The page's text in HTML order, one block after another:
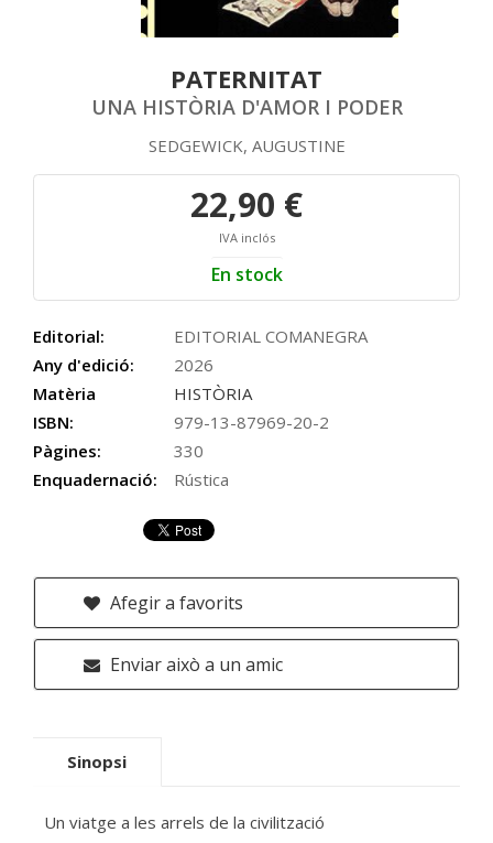
PATERNITAT
UNA HISTÒRIA D'AMOR I PODER
SEDGEWICK, AUGUSTINE
22,90 €
IVA inclós
En stock
Editorial:
EDITORIAL COMANEGRA
Any d'edició:
2026
Matèria
HISTÒRIA
ISBN:
979-13-87969-20-2
Pàgines:
330
Enquadernació:
Rústica
Afegir a favorits
Enviar això a un amic
Sinopsi
Un viatge a les arrels de la civilització